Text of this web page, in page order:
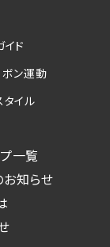
ド
ボン運動
イル
一覧
お知らせ